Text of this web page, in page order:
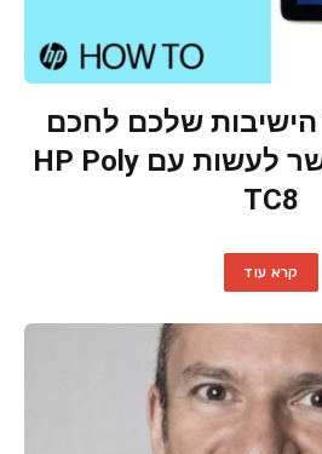
שלכם לחכם
באמת- מה אפשר לעשות עם HP Poly
TC8
קרא עוד